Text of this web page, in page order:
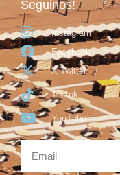
Seguinos!
Instagram
Facebook
X Twitter
TikTok
YouTube